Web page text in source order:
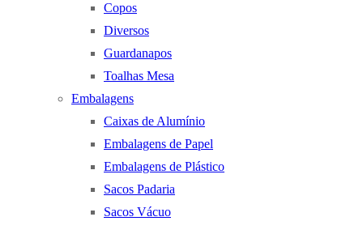
Copos
Diversos
Guardanapos
Toalhas Mesa
Embalagens
Caixas de Alumínio
Embalagens de Papel
Embalagens de Plástico
Sacos Padaria
Sacos Vácuo